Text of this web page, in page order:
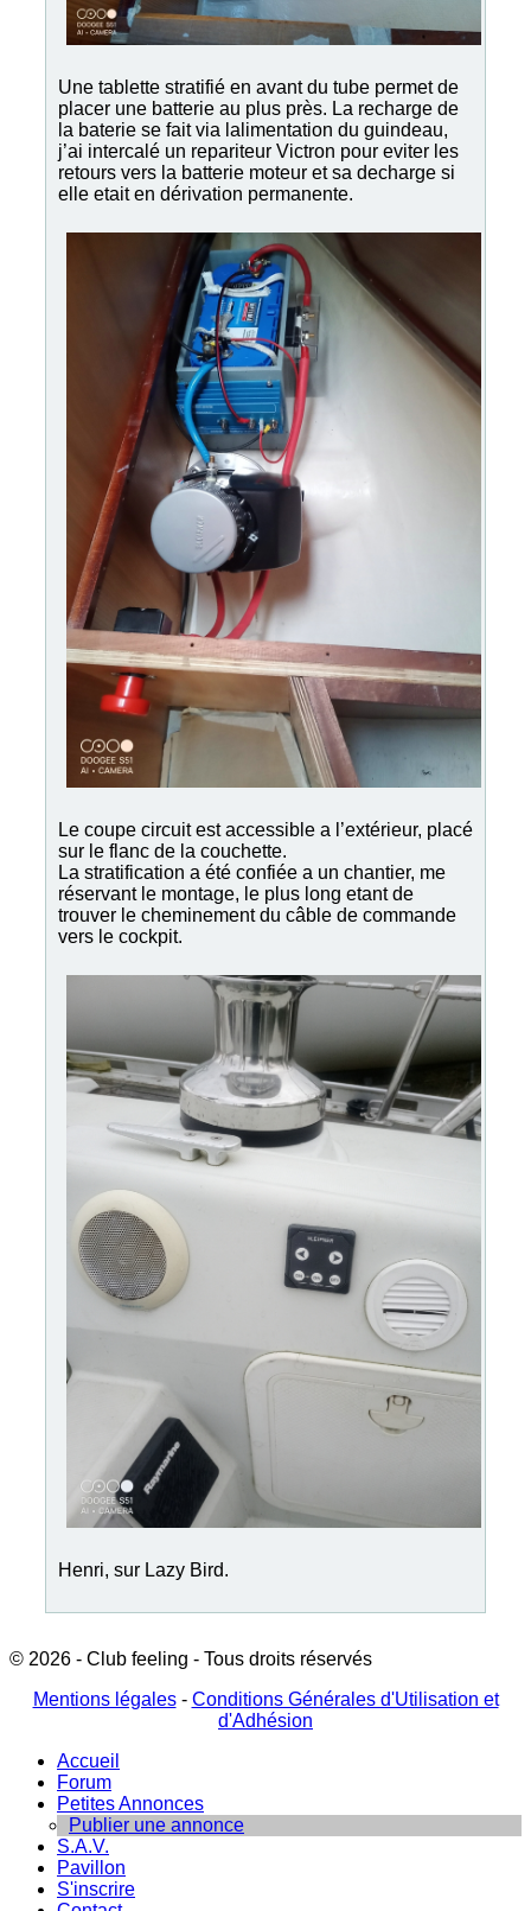
Une tablette stratifié en avant du tube permet de
placer une batterie au plus près. La recharge de
la baterie se fait via lalimentation du guindeau,
j’ai intercalé un repariteur Victron pour eviter les
retours vers la batterie moteur et sa decharge si
elle etait en dérivation permanente.
Le coupe circuit est accessible a l’extérieur, placé
sur le flanc de la couchette.
La stratification a été confiée a un chantier, me
réservant le montage, le plus long etant de
trouver le cheminement du câble de commande
vers le cockpit.
Henri, sur Lazy Bird.
© 2026 - Club feeling - Tous droits réservés
Mentions légales- Conditions Générales d'Utilisation et
d'Adhésion
Accueil
Forum
Petites Annonces
Publier une annonce
S.A.V.
Pavillon
S'inscrire